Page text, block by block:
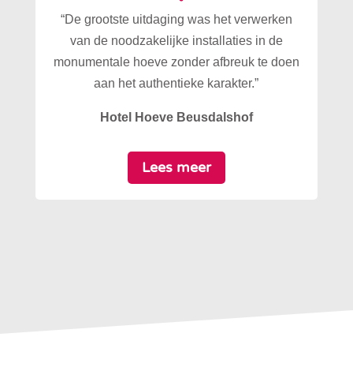
“De grootste uitdaging was het verwerken
van de noodzakelijke installaties in de
monumentale hoeve zonder afbreuk te doen
aan het authentieke karakter.”
Hotel Hoeve Beusdalshof
Lees meer